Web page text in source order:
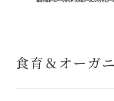
食育＆オーガ